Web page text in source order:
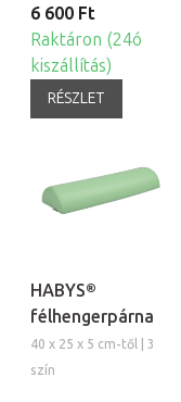
6 600 Ft
Raktáron (24ó
kiszállítás)
RÉSZLET
HABYS®
félhengerpárna
40 x 25 x 5 cm-től | 3
szín